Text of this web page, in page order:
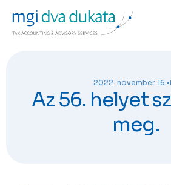
2022. november 16.•
Az 56. helyet
meg.